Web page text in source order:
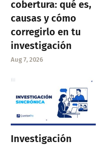
cobertura: qué es,
causas y cómo
corregirlo en tu
investigación
Aug 7, 2026
Investigación